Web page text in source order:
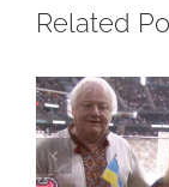
Related